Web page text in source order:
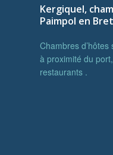
Kergiquel,
Paimpol en
Chambres
à proximité du
restaurants .